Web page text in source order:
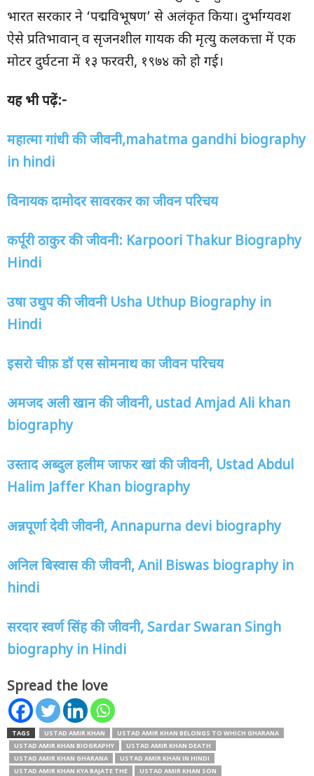
भारत सरकार ने ‘पद्मविभूषण’ से अलंकृत किया। दुर्भाग्यवश
ऐसे प्रतिभावान् व सृजनशील गायक की मृत्यु कलकत्ता में एक
मोटर दुर्घटना में १३ फरवरी, १९७४ को हो गई।
यह भी पढ़ें:-
महात्मा गांधी की जीवनी,mahatma gandhi biography
in hindi
विनायक दामोदर सावरकर का जीवन परिचय
कर्पूरी ठाकुर की जीवनी: Karpoori Thakur Biography
Hindi
उषा उथुप की जीवनी Usha Uthup Biography in
Hindi
इसरो चीफ़ डॉ एस सोमनाथ का जीवन परिचय
अमजद अली खान की जीवनी, ustad Amjad Ali khan
biography
उस्ताद अब्दुल हलीम जाफर खां की जीवनी, Ustad Abdul
Halim Jaffer Khan biography
अन्नपूर्णा देवी जीवनी, Annapurna devi biography
अनिल बिस्वास की जीवनी, Anil Biswas biography in
hindi
सरदार स्वर्ण सिंह की जीवनी, Sardar Swaran Singh
biography in Hindi
Spread the love
TAGS USTAD AMIR KHAN
USTAD AMIR KHAN BELONGS TO WHICH GHARANA
USTAD AMIR KHAN BIOGRAPHY
USTAD AMIR KHAN DEATH
USTAD AMIR KHAN GHARANA
USTAD AMIR KHAN IN HINDI
USTAD AMIR KHAN KYA BAJATE THE
USTAD AMIR KHAN SON